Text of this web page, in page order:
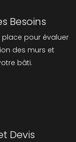
Besoins
place pour évaluer
des murs et
bâti.
Devis